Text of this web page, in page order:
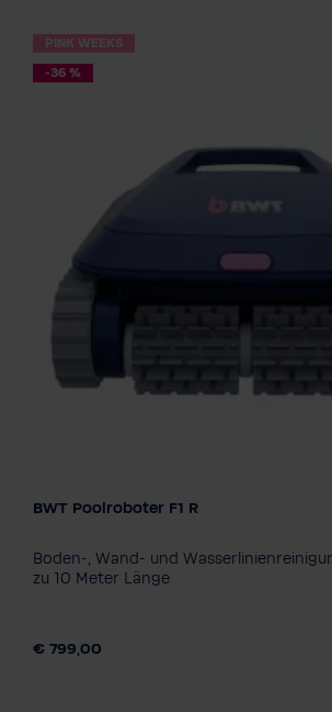
PINK WEEKS
-36 %
Modell
BWT Poolroboter F1 R
Boden-, Wand- und
zu 10 Meter Länge
€ 799,00